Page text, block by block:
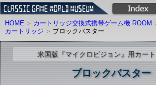
HOME カートリッジ交換式携帯ゲーム機 ROOM
カートリッジ
ブロックバスター
米国版『マイクロビジョン』用カー
ブロックバスター